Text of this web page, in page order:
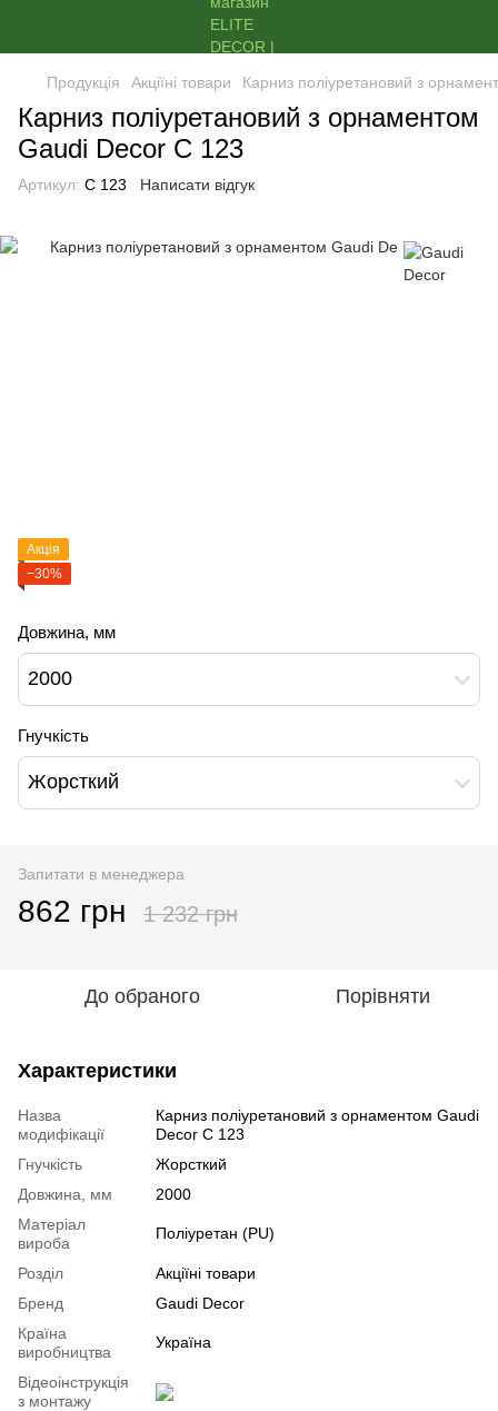
Продукція Акціїні товари Карниз поліуретановий з
Карниз поліуретановий з орнаментом
Gaudi Decor C 123
Артикул: C 123 Написати відгук
Акція
−30%
Довжина, мм
2000
Гнучкість
Жорсткий
Запитати в менеджера
862 грн 1 232 грн
До обраного Порівняти
Характеристики
Назва
модифікації
Карниз поліуретановий з орнаментом Gaudi
Decor C 123
Гнучкість
Жорсткий
Довжина, мм
2000
Mатеріал
вироба
Поліуретан (PU)
Розділ
Акціїні товари
Бренд
Gaudi Decor
Країна
виробництва
Україна
Відеоінструкція
з монтажу